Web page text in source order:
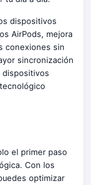
dispositivos
AirPods, mejora
conexiones sin
sincronización
el primer paso
Con los
optimizar